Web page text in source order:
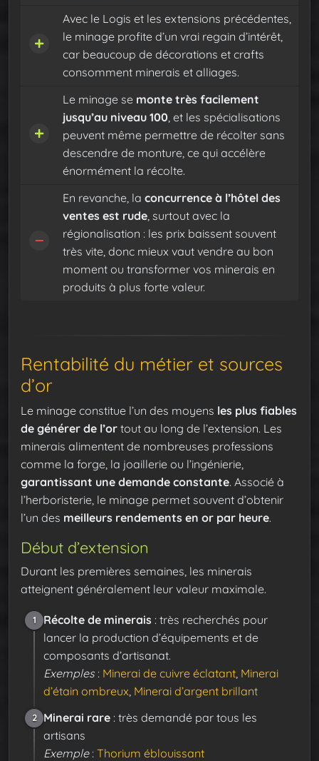
Avec le Logis et les extensions précédentes,
le minage profite d’un vrai regain d’intérêt,
car beaucoup de décorations et crafts
consomment minerais et alliages.
Le minage se monte très facilement
jusqu’au niveau 100 , et les spécialisations
peuvent même permettre de récolter sans
descendre de monture, ce qui accélère
énormément la récolte.
En revanche, la concurrence à l’hôtel des
ventes est rude , surtout avec la
régionalisation : les prix baissent souvent
très vite, donc mieux vaut vendre au bon
moment ou transformer vos minerais en
produits à plus forte valeur.
Rentabilité du métier et sources
d’or
Le minage constitue l’un des moyens les plus fiables
de générer de l’or tout au long de l’extension. Les
minerais alimentent de nombreuses professions
comme la forge, la joaillerie ou l’ingénierie,
garantissant une demande constante. Associé à
l’herboristerie, le minage permet souvent d’obtenir
l’un des meilleurs rendements en or par heure.
Début d’extension
Durant les premières semaines, les minerais
atteignent généralement leur valeur maximale.
1 Récolte de minerais : très recherchés pour
lancer la production d’équipements et de
composants d’artisanat.
Exemples : Minerai de cuivre éclatant Minerai
d’étain ombreux Minerai d’argent brillant
2 Minerai rare : très demandé par tous les
artisans
Exemple: Thorium éblouissant